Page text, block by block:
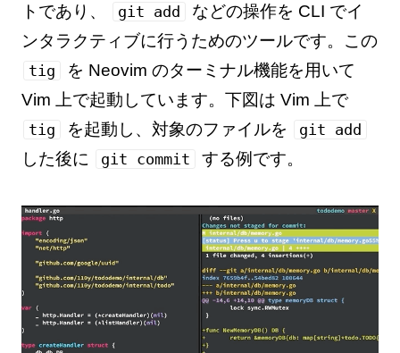
トであり、
git add
などの操作を CLI でイ
ンタラクティブに行うためのツールです。この
tig
を Neovim のターミナル機能を用いて
Vim 上で起動しています。下図は Vim 上で
tig を起動し、対象のファイルを git add
した後に git commit する例です。